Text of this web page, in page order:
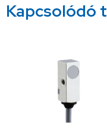
Kapcsolódó